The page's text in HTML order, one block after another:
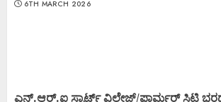
6TH MARCH 2026
ಎನ್.ಆರ್.ಐ ಸ್ಮಾರ್ಟ್ ವಿಲೇಜ್/ಫಾರ್ಮರ್ ಸಿಟಿ ಭರದ